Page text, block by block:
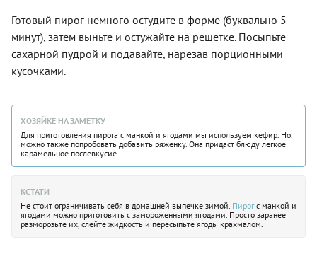
Готовый пирог немного остудите в форме (буквально 5
минут), затем выньте и остужайте на решетке. Посыпьте
сахарной пудрой и подавайте, нарезав порционными
кусочками.
ХОЗЯЙКЕ НА ЗАМЕТКУ
Для приготовления пирога с манкой и ягодами мы используем кефир. Но,
можно также попробовать добавить ряженку. Она придаст блюду легкое
карамельное послевкусие.
КСТАТИ
Не стоит ограничивать себя в домашней выпечке зимой. Пирогс манкой и
ягодами можно приготовить с замороженными ягодами. Просто заранее
разморозьте их, слейте жидкость и пересыпьте ягоды крахмалом.